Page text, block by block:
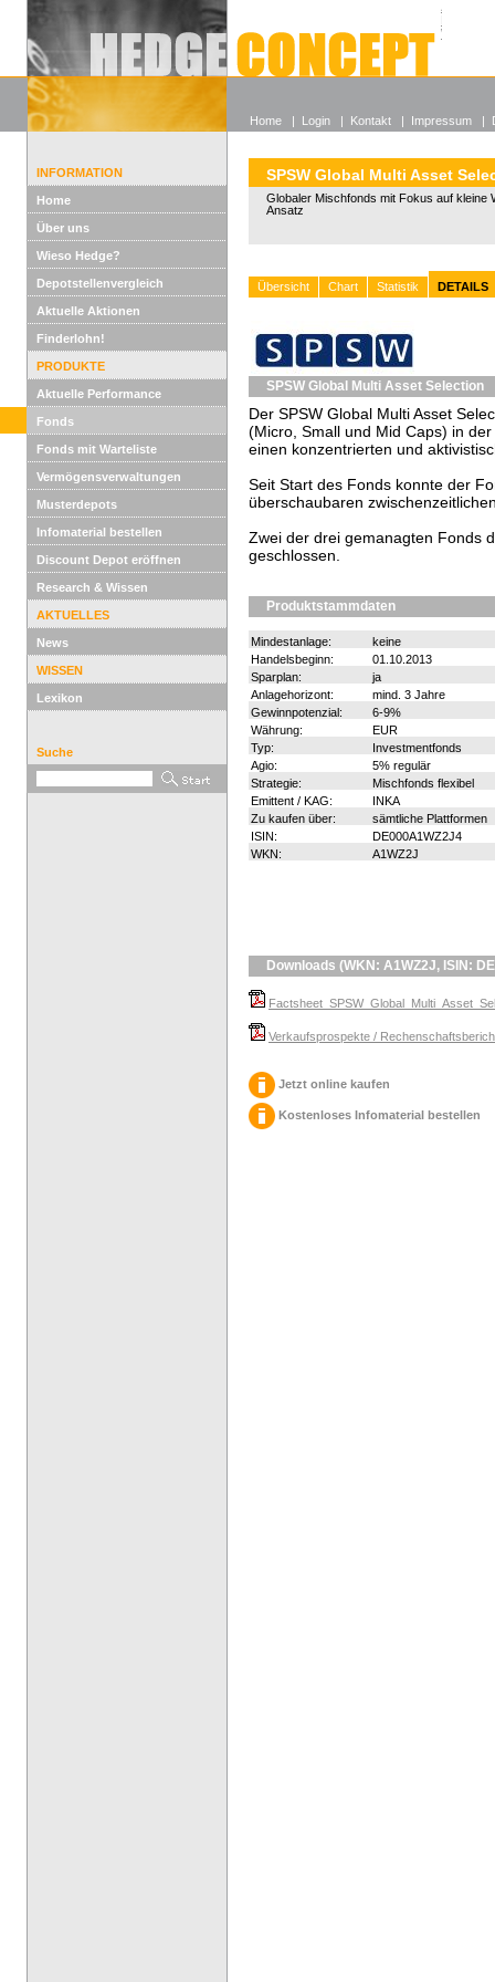
Alle
Wieso
INFORMATION
Home
Über uns
Wieso Hedge?
Depotstellenvergleich
Aktuelle Aktionen
Finderlohn!
PRODUKTE
Aktuelle Performance
Fonds
Fonds mit Warteliste
Vermögensverwaltungen
Musterdepots
Infomaterial bestellen
Discount Depot eröffnen
Research & Wissen
AKTUELLES
News
WISSEN
Lexikon
Suche
SPSW Global Multi Asset
Globaler Mischfonds mit Fokus auf kleine
Ansatz
Übersicht Chart Statistik DETAILS
SPSW Global Multi Asset Selection
Der SPSW Global Multi Asset
(Micro, Small und Mid Caps) in
einen konzentrierten und
Seit Start des Fonds konnte der
überschaubaren
Zwei der drei gemanagten Fonds
geschlossen.
Produktstammdaten
Mindestanlage:
keine
Handelsbeginn:
01.10.2013
Sparplan:
ja
Anlagehorizont:
mind. 3 Jahre
Gewinnpotenzial:
6-9%
Währung:
EUR
Typ:
Investmentfonds
Agio:
5% regulär
Strategie:
Mischfonds flexibel
Emittent / KAG:
INKA
Zu kaufen über:
sämtliche Plattformen
ISIN:
DE000A1WZ2J4
WKN:
A1WZ2J
Downloads (WKN: A1WZ2J, ISIN:
Verkaufsprospekte /
Jetzt online kaufen
Kostenloses Infomaterial bestellen
Home | Login | Kontakt | Impressum |